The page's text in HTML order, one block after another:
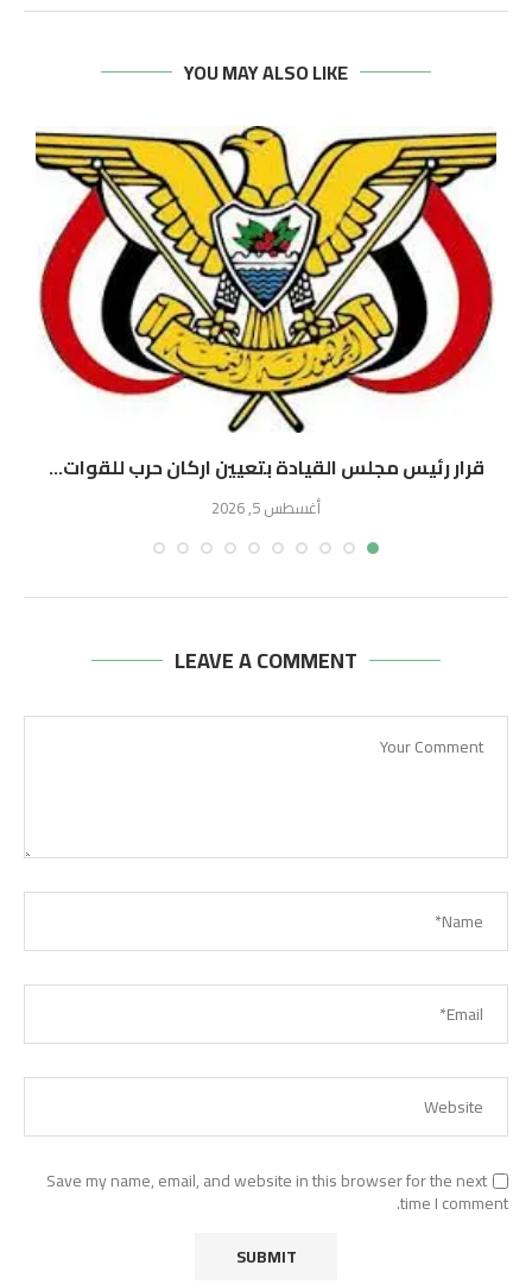
YOU MAY ALSO LIKE
قرار رئيس مجلس القيادة بتعيين اركان حرب للقوات...
أغسطس 5, 2026
LEAVE A COMMENT
Save my name, email, and website in this browser for the next
time I comment.